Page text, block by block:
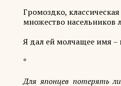
Громоздко,
множество
Я дал ей молчащее имя –
*
Для японцев потерять